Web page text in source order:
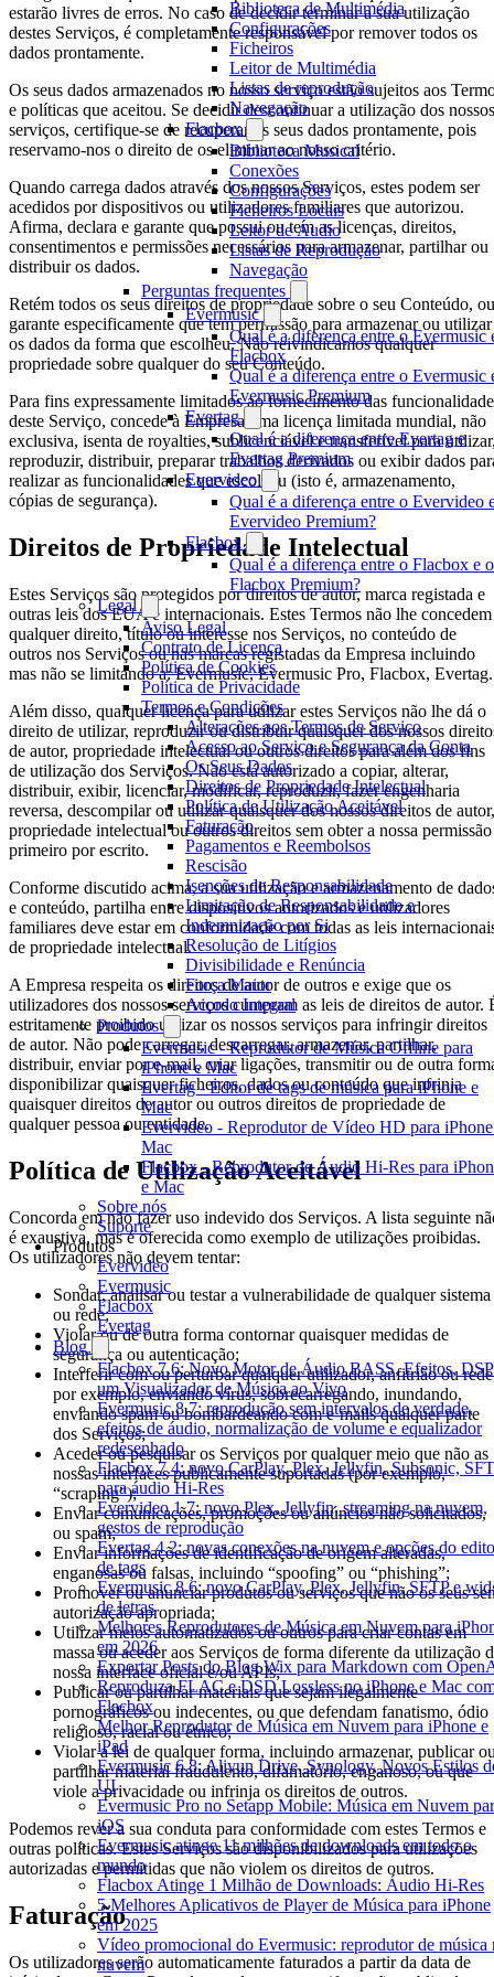
Biblioteca de Multimédia
Configurações
Ficheiros
Leitor de Multimédia
Listas de reprodução
Navegação
Flacbox
Biblioteca Musical
Conexões
Configurações
Ficheiros Locais
Leitor de Áudio
Listas de Reprodução
Navegação
Perguntas frequentes
Evermusic
Qual é a diferença entre o Evermusic
Flacbox
Qual é a diferença entre o Evermusic
Evermusic Premium
Evertag
Qual é a diferença entre Evertag e
Evertag Premium
Evervideo
Qual é a diferença entre o Evervideo
Evervideo Premium?
Flacbox
Qual é a diferença entre o Flacbox e o
Flacbox Premium?
Legal
Aviso Legal
Contrato de Licença
Política de Cookies
Política de Privacidade
Termos e Condições
Alterações aos Termos de Serviço
Acesso ao Serviço e Segurança da Conta
Os Seus Dados
Direitos de Propriedade Intelectual
Política de Utilização Aceitável
Faturação
Pagamentos e Reembolsos
Rescisão
Isenções de Responsabilidade
Limitação de Responsabilidade e
Indemnização por Si
Resolução de Litígios
Divisibilidade e Renúncia
Força Maior
Acordo Integral
Produtos
Evermusic - Reprodutor de Música Offline para
iPhone e Mac
Evertag - Editor de tags de música para iPhone e
Mac
Evervideo - Reprodutor de Vídeo HD para
Mac
Flacbox - Reprodutor de Áudio Hi-Res para
e Mac
Sobre nós
Suporte
Produtos
Evervideo
Evermusic
Flacbox
Evertag
Blog
Flacbox 7.6: Novo Motor de Áudio BASS, Efeitos,
um Visualizador de Música ao Vivo
Evermusic 8.7: reprodução sem intervalos de verdade,
efeitos de áudio, normalização de volume e equalizador
redesenhado
Flacbox 7.4: novo CarPlay, Plex, Jellyfin, Subsonic,
para áudio Hi-Res
Evervideo 1.7: novo Plex, Jellyfin, streaming na nuvem,
gestos de reprodução
Evertag 4.2: novas conexões na nuvem e opções do
de tags
Evermusic 8.6: novo CarPlay, Plex, Jellyfin, SFTP e
de letras
Melhores Reprodutores de Música em Nuvem para
em 2026
Exportar Posts do Blog Wix para Markdown com
Reproduza FLAC e DSD Lossless no iPhone e Mac
Flacbox
Melhor Reprodutor de Música em Nuvem para iPhone e
iPad
Evermusic 6.8: Aliyun Drive, Synology, Novos Estilos
UI
Evermusic Pro no Setapp Mobile: Música em Nuvem
iOS
Evermusic atinge 11 milhões de downloads em todo o
mundo
Flacbox Atinge 1 Milhão de Downloads: Áudio Hi-Res
5 Melhores Aplicativos de Player de Música para iPhone
em 2025
Vídeo promocional do Evermusic: reprodutor de música
nuvem
estarão livres de erros. No caso de decidir terminar a sua utilização
destes Serviços, é completamente responsável por remover todos os
dados prontamente.
Os seus dados armazenados no nosso serviço estão sujeitos aos
e políticas que aceitou. Se decidir descontinuar a utilização dos nossos
serviços, certifique-se de recuperar os seus dados prontamente, pois
reservamo-nos o direito de os eliminar ao nosso critério.
Quando carrega dados através dos nossos Serviços, estes podem ser
acedidos por dispositivos ou utilizadores familiares que autorizou.
Afirma, declara e garante que possui ou tem as licenças, direitos,
consentimentos e permissões necessários para armazenar, partilhar ou
distribuir os dados.
Retém todos os seus direitos de propriedade sobre o seu Conteúdo, ou
garante especificamente que tem permissão para armazenar ou utilizar
os dados da forma que escolheu. Não reivindicamos qualquer
propriedade sobre qualquer do seu Conteúdo.
Para fins expressamente limitados ao fornecimento das
deste Serviço, concede à Empresa uma licença limitada mundial, não
exclusiva, isenta de royalties, sublicenciável e transferível para
reproduzir, distribuir, preparar trabalhos derivados ou exibir dados
realizar as funcionalidades que escolheu (isto é, armazenamento,
cópias de segurança).
Direitos de Propriedade Intelectual
Estes Serviços são protegidos por direitos de autor, marca registada e
outras leis dos EUA e internacionais. Estes Termos não lhe concedem
qualquer direito, título ou interesse nos Serviços, no conteúdo de
outros nos Serviços ou nas marcas registadas da Empresa incluindo
mas não se limitando a: Evermusic, Evermusic Pro, Flacbox, Evertag.
Além disso, qualquer licença para utilizar estes Serviços não lhe dá o
direito de utilizar, reproduzir ou distribuir quaisquer dos nossos
de autor, propriedade intelectual ou outros direitos para além dos fins
de utilização dos Serviços. Não está autorizado a copiar, alterar,
distribuir, exibir, licenciar, modificar, reproduzir, fazer engenharia
reversa, descompilar ou utilizar quaisquer dos nossos direitos de autor,
propriedade intelectual ou outros direitos sem obter a nossa permissão
primeiro por escrito.
Conforme discutido acima, a sua utilização e armazenamento de
e conteúdo, partilha entre dispositivos autorizados e utilizadores
familiares deve estar em conformidade com todas as leis
de propriedade intelectual.
A Empresa respeita os direitos de autor de outros e exige que os
utilizadores dos nossos serviços cumpram as leis de direitos de autor.
estritamente proibido utilizar os nossos serviços para infringir direitos
de autor. Não pode carregar, descarregar, armazenar, partilhar,
distribuir, enviar por e-mail, criar ligações, transmitir ou de outra
disponibilizar quaisquer ficheiros, dados ou conteúdo que infrinja
quaisquer direitos de autor ou outros direitos de propriedade de
qualquer pessoa ou entidade.
Política de Utilização Aceitável
Concorda em não fazer uso indevido dos Serviços. A lista seguinte
é exaustiva, mas é oferecida como exemplo de utilizações proibidas.
Os utilizadores não devem tentar:
Sondar, analisar ou testar a vulnerabilidade de qualquer sistema
ou rede;
Violar ou de outra forma contornar quaisquer medidas de
segurança ou autenticação;
Interferir com ou perturbar qualquer utilizador, anfitrião ou
por exemplo, enviando vírus, sobrecarregando, inundando,
enviando spam ou bombardeando com e-mails qualquer parte
dos Serviços;
Aceder ou pesquisar os Serviços por qualquer meio que não as
nossas interfaces publicamente suportadas (por exemplo,
“scraping”);
Enviar comunicações, promoções ou anúncios não solicitados,
ou spam;
Enviar informações de identificação de origem alteradas,
enganosas ou falsas, incluindo “spoofing” ou “phishing”;
Promover ou anunciar produtos ou serviços que não os seus
autorização apropriada;
Utilizar meios automatizados ou outros para criar contas em
massa ou aceder aos Serviços de forma diferente da utilização
nossa interface oficial e/ou APIs;
Publicar ou partilhar materiais que sejam ilegalmente
pornográficos ou indecentes, ou que defendam fanatismo, ódio
religioso, racial ou étnico;
Violar a lei de qualquer forma, incluindo armazenar, publicar
partilhar material fraudulento, difamatório, enganoso, ou que
viole a privacidade ou infrinja os direitos de outros.
Podemos rever a sua conduta para conformidade com estes Termos e
outras políticas. Estes Serviços são disponibilizados para utilizações
autorizadas e permitidas que não violem os direitos de outros.
Faturação
Os utilizadores serão automaticamente faturados a partir da data de